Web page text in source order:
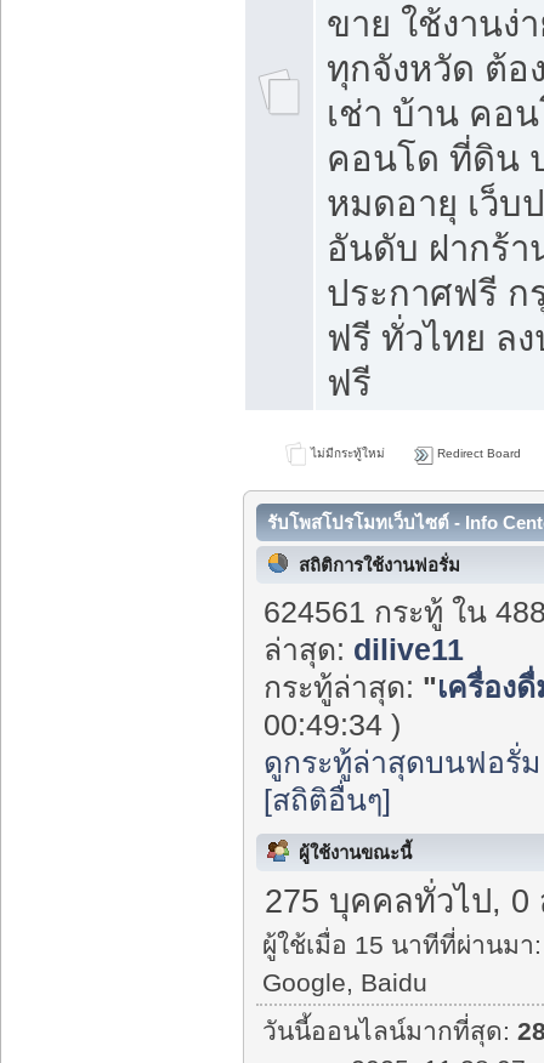
ขาย ใช้งานง่
ทุกจังหวัด ต้อ
เช่า บ้าน คอ
คอนโด ที่ดิน
หมดอายุ เว็บ
อันดับ ฝากร้า
ประกาศฟรี ก
ฟรี ทั่วไทย ล
ฟรี
ไม่มีกระทู้ใหม่ Redirect Board
รับโพสโปรโมทเว็บไซต์ - Info
สถิติการใช้งานฟอรั่ม
624561 กระทู้ ใน
ล่าสุด: dilive11
กระทู้ล่าสุด: "เครื่อง
00:49:34 )
ดูกระทู้ล่าสุดบนฟอรั่ม
[สถิติอื่นๆ]
ผู้ใช้งานขณะนี้
275 บุคคลทั่วไป, 0
ผู้ใช้เมื่อ 15 นาทีที่ผ่านมา:
Google, Baidu
วันนี้ออนไลน์มากที่สุด: